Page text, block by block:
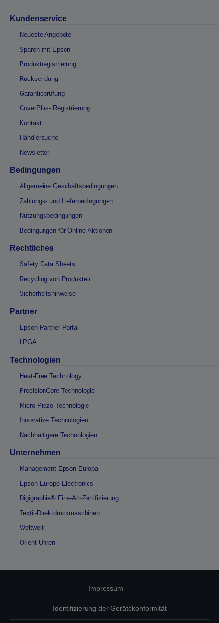
Kundenservice
Neueste Angebote
Sparen mit Epson
Produktregistrierung
Rücksendung
Garantieprüfung
CoverPlus- Registrierung
Kontakt
Händlersuche
Newsletter
Bedingungen
Allgemeine Geschäftsbedingungen
Zahlungs- und Lieferbedingungen
Nutzungsbedingungen
Bedingungen für Online-Aktionen
Rechtliches
Safety Data Sheets
Recycling von Produkten
Sicherheitshinweise
Partner
Epson Partner Portal
LPGA
Technologien
Heat-Free Technology
PrecisionCore-Technologie
Micro Piezo-Technologie
Innovative Technologien
Nachhaltigere Technologien
Unternehmen
Management Epson Europa
Epson Europe Electronics
Digigraphie® Fine-Art-Zertifizierung
Textil-Direktdruckmaschinen
Weltweit
Orient Uhren
Impressum
Identifizierung der Gerätekonformität